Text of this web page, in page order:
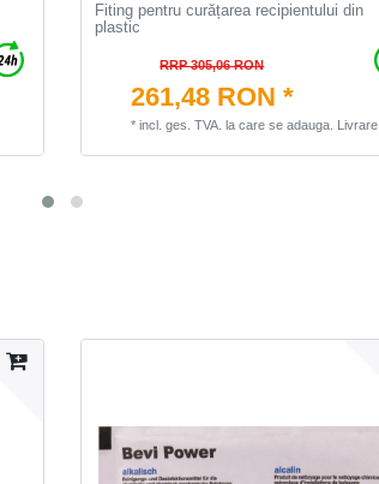
Fiting pentru curățarea recipientului din
plastic
RRP 305,06 RON
261,48 RON *
* incl. ges. TVA. la care se adauga. Livrare